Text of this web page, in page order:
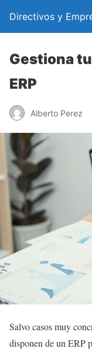
Directivos y
Gestiona
ERP
Alberto Perez
Salvo casos muy
disponen de un ERP